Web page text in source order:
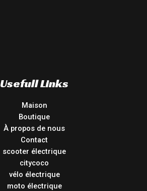
Usefull Links
Maison
Boutique
À propos de nous
Contact
scooter électrique
citycoco
vélo électrique
moto électrique